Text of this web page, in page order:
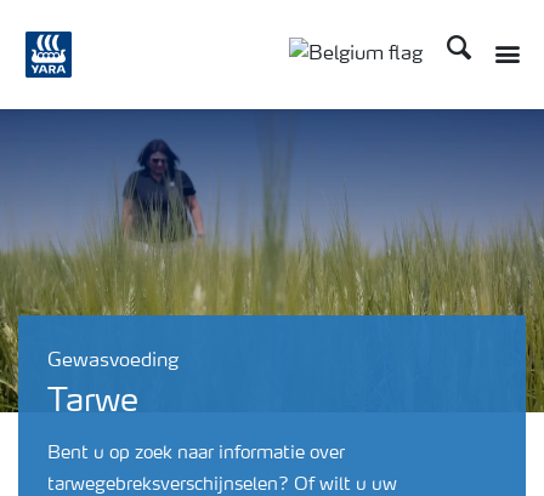
Zoek op
Gewasvoeding
Tarwe
Bent u op zoek naar informatie over
tarwegebreksverschijnselen? Of wilt u uw